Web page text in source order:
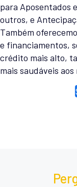
para Aposentados
outros, e
Também
e financiamentos,
crédito mais alto,
mais saudáveis